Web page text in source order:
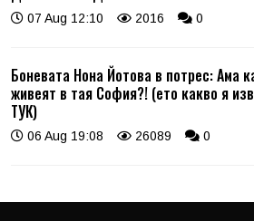
07 Aug 12:10 2016 0
Боневата Нона Йотова в потрес: Ама
живеят в тая София?! (ето какво я
ТУК)
06 Aug 19:08 26089 0